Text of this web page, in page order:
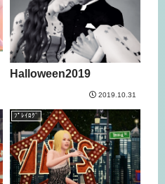
Halloween2019
2019.10.31
ﾌﾟﾚｲﾛｸﾞ